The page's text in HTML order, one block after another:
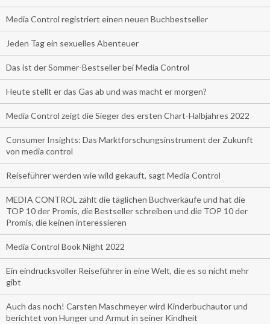
Media Control registriert einen neuen Buchbestseller
Jeden Tag ein sexuelles Abenteuer
Das ist der Sommer-Bestseller bei Media Control
Heute stellt er das Gas ab und was macht er morgen?
Media Control zeigt die Sieger des ersten Chart-Halbjahres 2022
Consumer Insights: Das Marktforschungsinstrument der Zukunft
von media control
Reiseführer werden wie wild gekauft, sagt Media Control
MEDIA CONTROL zählt die täglichen Buchverkäufe und hat die
TOP 10 der Promis, die Bestseller schreiben und die TOP 10 der
Promis, die keinen interessieren
Media Control Book Night 2022
Ein eindrucksvoller Reiseführer in eine Welt, die es so nicht mehr
gibt
Auch das noch! Carsten Maschmeyer wird Kinderbuchautor und
berichtet von Hunger und Armut in seiner Kindheit